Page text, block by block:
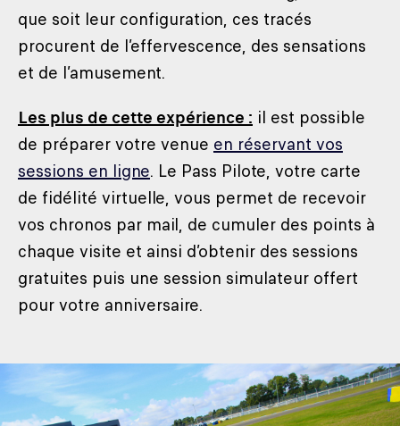
que soit leur configuration, ces tracés
procurent de l’effervescence, des sensations
et de l’amusement.
Les plus de cette expérience : il est possible
de préparer votre venue en réservant vos
sessions en ligne. Le Pass Pilote, votre carte
de fidélité virtuelle, vous permet de recevoir
vos chronos par mail, de cumuler des points à
chaque visite et ainsi d’obtenir des sessions
gratuites puis une session simulateur offert
pour votre anniversaire.